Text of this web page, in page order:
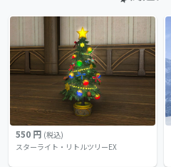
550 円 (税込)
スターライト・リトルツリーEX